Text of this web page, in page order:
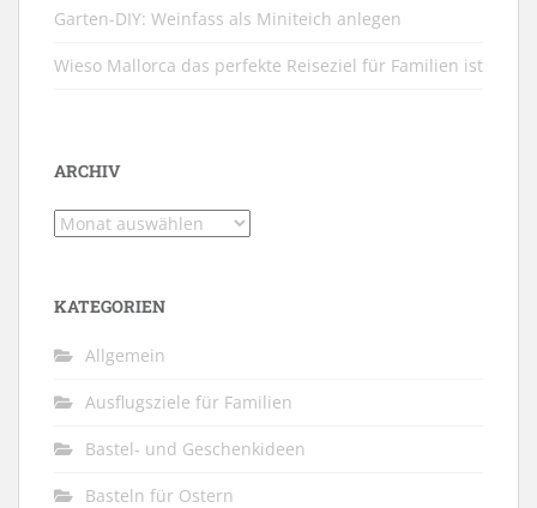
Garten-DIY: Weinfass als Miniteich anlegen
Wieso Mallorca das perfekte Reiseziel für Familien ist
ARCHIV
Archiv
KATEGORIEN
Allgemein
Ausflugsziele für Familien
Bastel- und Geschenkideen
Basteln für Ostern